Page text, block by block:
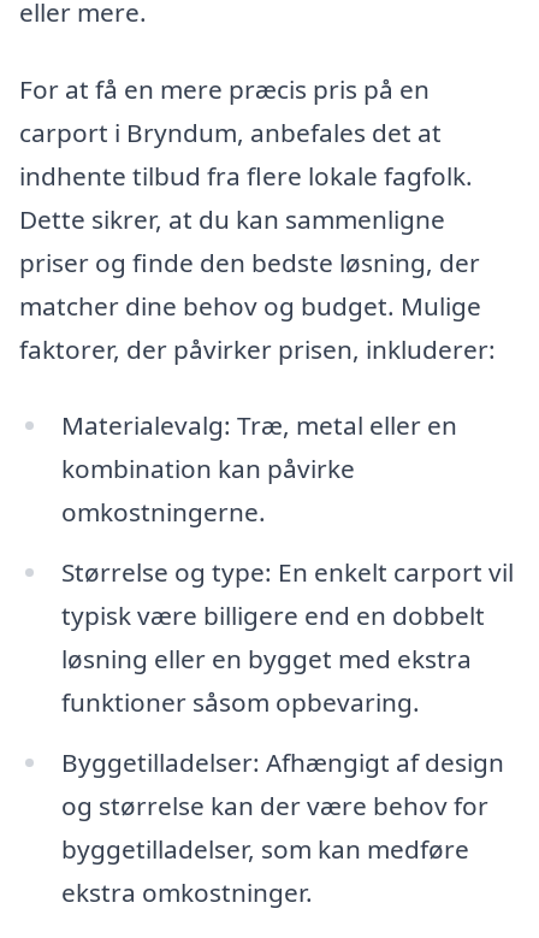
eller mere.
For at få en mere præcis pris på en
carport i Bryndum, anbefales det at
indhente tilbud fra flere lokale fagfolk.
Dette sikrer, at du kan sammenligne
priser og finde den bedste løsning, der
matcher dine behov og budget. Mulige
faktorer, der påvirker prisen, inkluderer:
Materialevalg: Træ, metal eller en
kombination kan påvirke
omkostningerne.
Størrelse og type: En enkelt carport vil
typisk være billigere end en dobbelt
løsning eller en bygget med ekstra
funktioner såsom opbevaring.
Byggetilladelser: Afhængigt af design
og størrelse kan der være behov for
byggetilladelser, som kan medføre
ekstra omkostninger.